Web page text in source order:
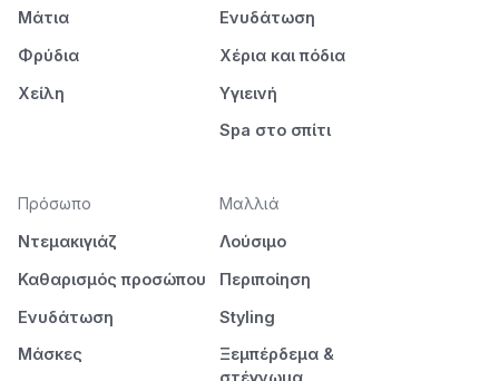
Μάτια
Φρύδια
Χείλη
Ενυδάτωση
Χέρια και πόδια
Υγιεινή
Spa στο σπίτι
Πρόσωπο
Ντεμακιγιάζ
Καθαρισμός προσώπου
Ενυδάτωση
Μάσκες
Μαλλιά
Λούσιμο
Περιποίηση
Styling
Ξεμπέρδεμα &